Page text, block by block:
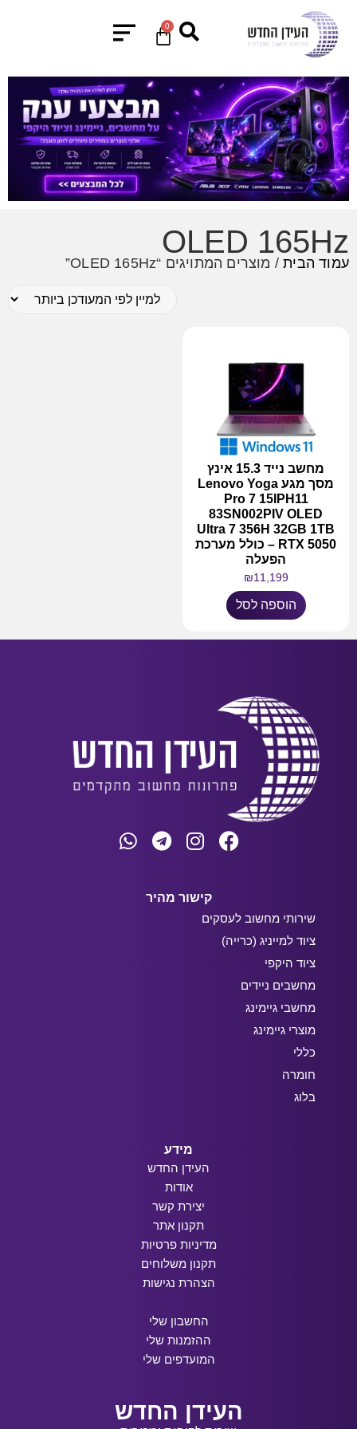
0
OLED 165Hz
עמוד הבית/ מוצרים המתויגים “OLED 165Hz”
מחשב נייד 15.3 אינץ
מסך מגע Lenovo Yoga
Pro 7 15IPH11
83SN002PIV OLED
Ultra 7 356H 32GB 1TB
RTX 5050 – כולל מערכת
הפעלה
₪11,199
הוספה לסל
קישור מהיר
שירותי מחשוב לעסקים
ציוד למייניג (כרייה)
ציוד היקפי
מחשבים ניידים
מחשבי גיימינג
מוצרי גיימינג
כללי
חומרה
בלוג
מידע
העידן החדש
אודות
יצירת קשר
תקנון אתר
מדיניות פרטיות
תקנון משלוחים
הצהרת נגישות
החשבון שלי
ההזמנות שלי
המועדפים שלי
העידן החדש